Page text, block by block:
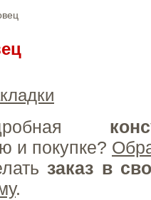
и покупке?
заказ в
.